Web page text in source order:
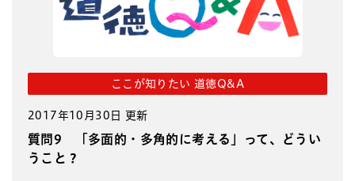
ここが知りたい 道徳Q&A
2017年10月30日 更新
質問9 「多面的・多角的に考える」って、どうい
うこと？